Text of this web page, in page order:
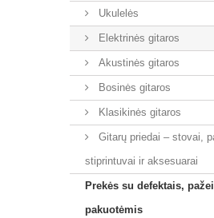
Ukulelės
Elektrinės gitaros
Akustinės gitaros
Bosinės gitaros
Klasikinės gitaros
Gitarų priedai – stovai,
stiprintuvai ir aksesuarai
Prekės su defektais,
pakuotėmis